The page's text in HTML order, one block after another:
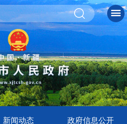
新闻动态 政府信息公开